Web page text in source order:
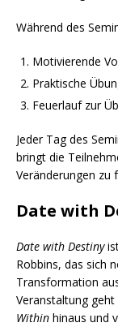
Während des
Motivierende
Praktische
Feuerlauf zur
Jeder Tag des
bringt die
Veränderungen zu
Date with
Date with Destiny
Robbins, das sich
Transformation
Veranstaltung
Within hinaus und